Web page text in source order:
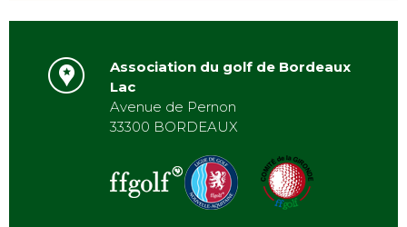
Association du golf de Bordeaux
Lac
Avenue de Pernon
33300 BORDEAUX